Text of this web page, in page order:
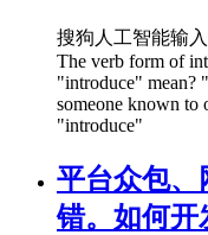
搜狗人工智能输入
The verb form of
"introduce" mean?
someone known to
"introduce"
平台众包、
错。如何开